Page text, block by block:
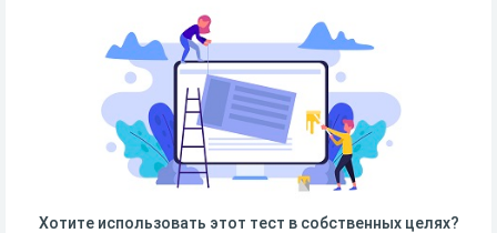
Хотите использовать этот тест в собственных целях?